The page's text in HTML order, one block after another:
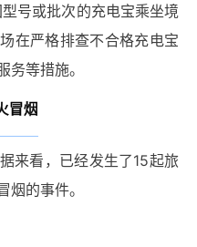
号或批次的充电宝乘坐境
在严格排查不合格充电宝
等措施。
冒烟
来看，已经发生了15起旅
的事件。